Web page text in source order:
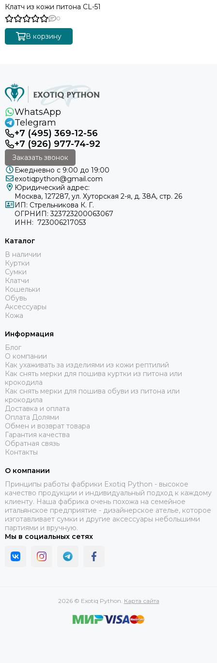
Клатч из кожи питона CL-51
0
В корзину
WhatsApp
Telegram
+7 (495) 369-12-56
+7 (926) 977-74-92
Заказать звонок
Ежедневно с 9:00 до 19:00
exotiqpython@gmail.com
Юридический адрес:
Москва, 127287, ул. Хуторская 2-я, д. 38А, стр. 26
ИП: Стрельникова К. Г.
ОГРНИП: 323723200063067
ИНН: 723006217053
Каталог
В наличии
Куртки
Сумки
Клатчи
Кошельки
Обувь
Аксессуары
Кожа
Информация
Блог
О компании
Как ухаживать за изделиями из кожи рептилий
Как снять мерки для пошива куртки из питона или
крокодила
Как снять мерки для пошива обуви из питона или
крокодила
Доставка и оплата
Оплата Долями
Обмен и возврат товара
Гарантия качества
Обратная связь
Контакты
О компании
Принципы работы фабрики Exotiq Python - высокое
качество продукции и индивидуальный подход к каждому
клиенту. Наша фабрика очень похожа на семейное
итальянское предприятие - дизайнерское ателье, которое
изготавливает сумки и другие аксессуары небольшими
партиями и вручную.
Мы в социальных сетях
2026 © Exotiq Python. Карта сайта